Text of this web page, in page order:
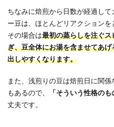
ちなみに焙煎から日数が経過し
ー豆は、ほとんどリアクションを
その場合は最初の蒸らしを注ぐ
ぎ、豆全体にお湯を含ませてあ
出しやすくなります。
また、浅煎りの豆は焙煎日に関
もあるので、
「そういう性格のも
丈夫です。